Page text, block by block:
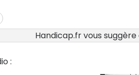
Handicap.fr vous suggère
: